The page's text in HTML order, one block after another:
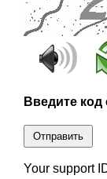
Введите код
Отправить
Your support